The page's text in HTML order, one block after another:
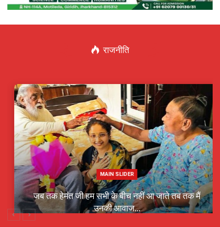
राजनीति
MAIN SLIDER
जब तक हेमंत जी हम सभी के बीच नहीं आ जाते तब तक मैं
उनकी आवाज…